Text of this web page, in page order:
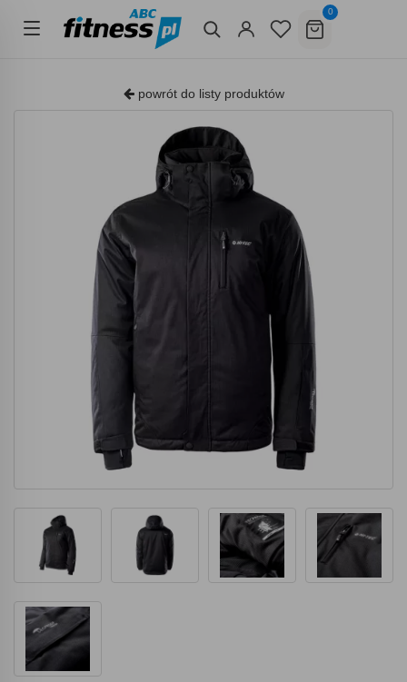
0
powrót do listy produktów